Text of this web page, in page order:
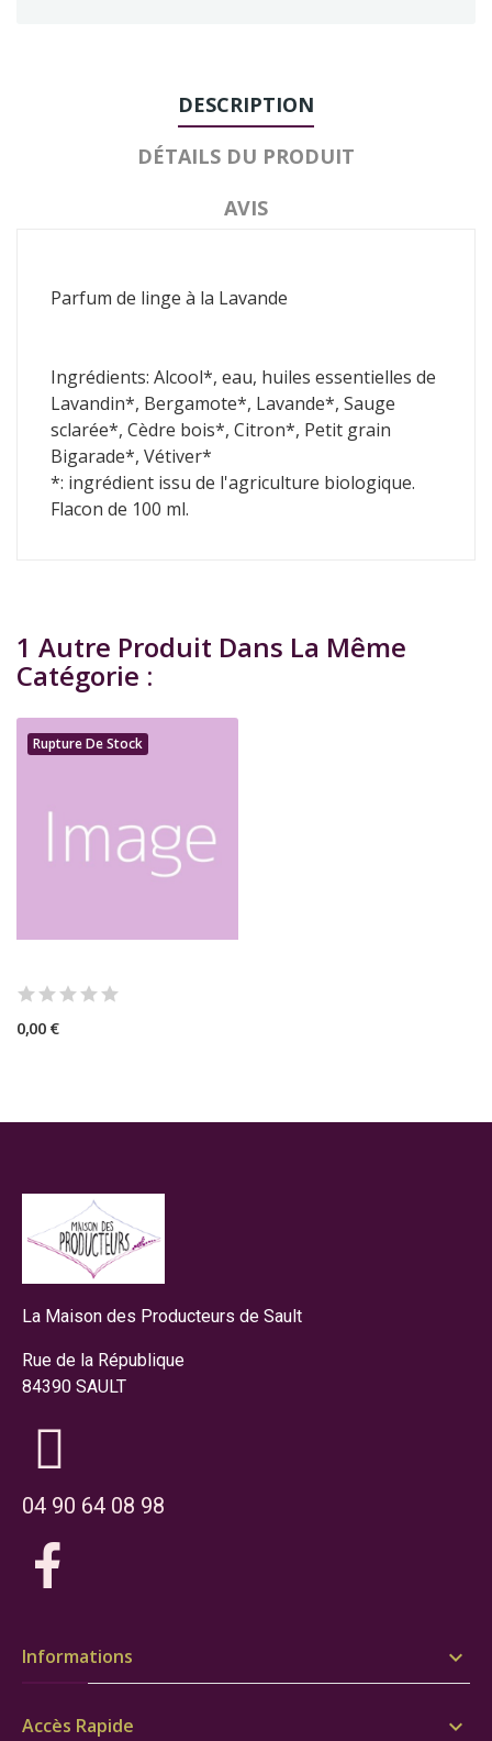
DESCRIPTION
DÉTAILS DU PRODUIT
AVIS
Parfum de linge à la Lavande
Ingrédients: Alcool*, eau, huiles essentielles de
Lavandin*, Bergamote*, Lavande*, Sauge
sclarée*, Cèdre bois*, Citron*, Petit grain
Bigarade*, Vétiver*
*: ingrédient issu de l'agriculture biologique.
Flacon de 100 ml.
1 Autre Produit Dans La Même
Catégorie :
Rupture De Stock
0,00 €
La Maison des Producteurs de Sault
Rue de la République
84390 SAULT
04 90 64 08 98
Informations 
Accès Rapide 